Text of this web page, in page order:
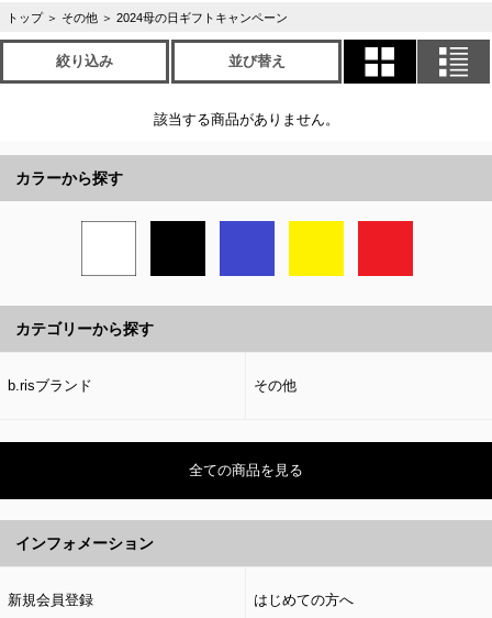
トップ ＞ その他 ＞ 2024母の日ギフトキャンペーン
絞り込み 並び替え
該当する商品がありません。
カラーから探す
カテゴリーから探す
b.risブランド その他
全ての商品を見る
インフォメーション
新規会員登録 はじめての方へ